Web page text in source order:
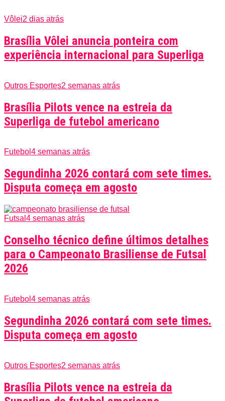
Vôlei2 dias atrás
Brasília Vôlei anuncia ponteira com
experiência internacional para Superliga
Outros Esportes2 semanas atrás
Brasília Pilots vence na estreia da
Superliga de futebol americano
Futebol 4 semanas atrás
Segundinha 2026 contará com sete times.
Disputa começa em agosto
Futsal 4 semanas atrás
Conselho técnico define últimos detalhes
para o Campeonato Brasiliense de Futsal
2026
Futebol 4 semanas atrás
Segundinha 2026 contará com sete times.
Disputa começa em agosto
Outros Esportes2 semanas atrás
Brasília Pilots vence na estreia da